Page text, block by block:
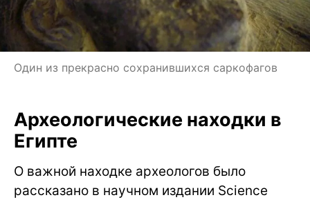
Один из прекрасно сохранившихся саркофагов
Археологические находки в
Египте
О важной находке археологов было
рассказано в научном издании Science